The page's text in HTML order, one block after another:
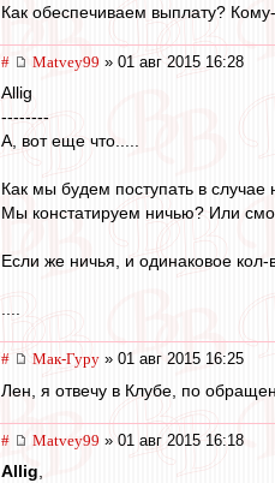
Как обеспечиваем выплату?
# Matvey99 » 01 авг 2015 16:28
Allig
--------
А, вот еще что.....
Как мы будем поступать в случае
Мы констатируем ничью? Или
Если же ничья, и одинаковое
....
# Мак-Гуру » 01 авг 2015 16:25
Лен, я отвечу в Клубе, по
# Matvey99 » 01 авг 2015 16:18
Allig,